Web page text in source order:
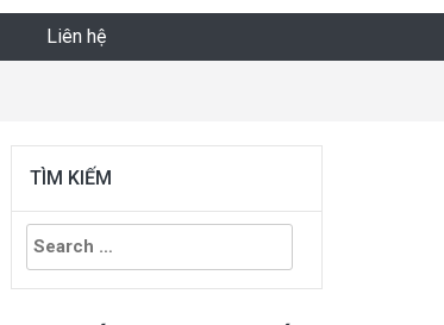
Liên hệ
TÌM KIẾM
Search
for: